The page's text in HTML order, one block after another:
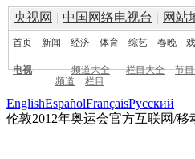
央视网 | 中国网络电视台 | 网站
首页 新闻 经济 体育 综艺 春晚
电视 频道大全 栏目大全 节
频道
栏目
EnglishEspañolFrançaisPусский
伦敦2012年奥运会官方互联网/移